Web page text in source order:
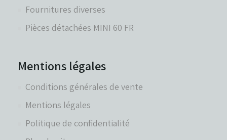
Fournitures diverses
Pièces détachées MINI 60 FR
Mentions légales
Conditions générales de vente
Mentions légales
Politique de confidentialité